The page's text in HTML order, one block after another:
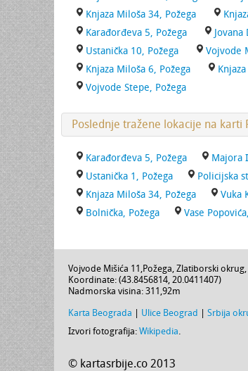
Knjaza Miloša 34, Požega
Karađorđeva 5, Požega
Ustanička 10, Požega
Vojvode
Knjaza Miloša 6, Požega
Vojvode Stepe, Požega
Poslednje tražene lokacije na karti
Karađorđeva 5, Požega Majora
Ustanička 1, Požega
Policijska
Knjaza Miloša 34, Požega
Vuka
Bolnička, Požega
Vase
Vojvode Mišića 11 ,Požega, Zlatiborski okrug,
Koordinate: (43.8456814, 20.0411407)
Nadmorska visina: 311,92m
Karta Beograda Ulice Beograd
Srbija
Izvori fotografija: Wikipedia.
© kartasrbije.co 2013